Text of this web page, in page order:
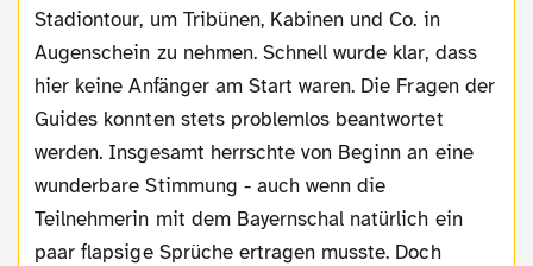
Stadiontour, um Tribünen, Kabinen und Co. in
Augenschein zu nehmen. Schnell wurde klar, dass
hier keine Anfänger am Start waren. Die Fragen der
Guides konnten stets problemlos beantwortet
werden. Insgesamt herrschte von Beginn an eine
wunderbare Stimmung - auch wenn die
Teilnehmerin mit dem Bayernschal natürlich ein
paar flapsige Sprüche ertragen musste. Doch